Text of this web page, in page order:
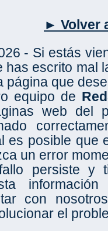
► Volver
- Si estás
has escrito mal
página que
equipo de
web del
es posible que
un error
persiste y
con
el